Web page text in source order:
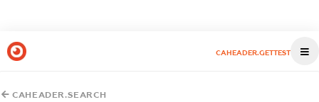
CAHEADER.GETTEST
CAHEADER.SEARCH